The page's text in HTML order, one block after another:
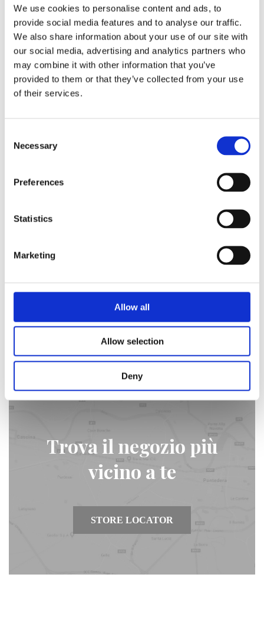
We use cookies to personalise content and ads, to
provide social media features and to analyse our traffic.
We also share information about your use of our site with
our social media, advertising and analytics partners who
may combine it with other information that you’ve
provided to them or that they’ve collected from your use
of their services.
Selection
Necessary
Preferences
Statistics
Marketing
Allow all
Allow selection
Deny
2018
Scopri di più
Trova il negozio più
vicino a te
STORE LOCATOR